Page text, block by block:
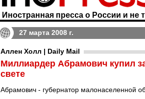
Иностранная пресса о России и не
27 марта 2008 г.
Аллен Холл | Daily Mail
Миллиардер Абрамович купил
свете
Абрамович - губернатор малонаселенной